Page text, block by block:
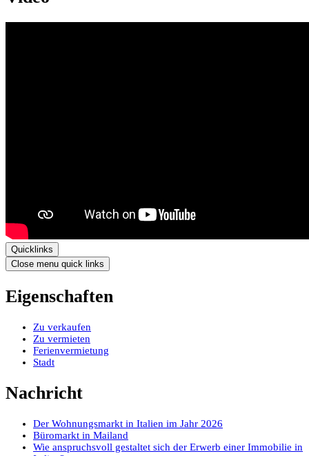
Quicklinks
Close menu quick links
Eigenschaften
Zu verkaufen
Zu vermieten
Ferienvermietung
Stadt
Nachricht
Der Wohnungsmarkt in Italien im Jahr 2026
Büromarkt in Mailand
Wie anspruchsvoll gestaltet sich der Erwerb einer Immobilie in